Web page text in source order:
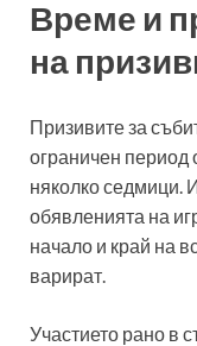
Време и
на
Призивите за
ограничен
няколко седмици.
обявленията на
начало и край на
варират.
Участието рано в